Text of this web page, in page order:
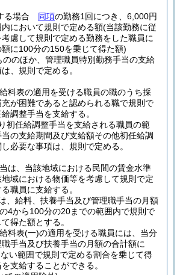
る場合 同項の勤務1回につき、6,000円
において規則で定める額(当該勤務に従
慮して規則で定める勤務をした職員に
に100分の150を乗じて得た額)
ののほか、管理職員特別勤務手当の支給
、規則で定める。
料表の適用を受ける職員の職のうち採
が困難であると認められる職で規則で
調整手当を支給する。
初任給調整手当を支給される職員の範
の支給期間及び支給額その他初任給調
必要な事項は、規則で定める。
は、当該地域における民間の賃金水準
域における物価等を考慮して規則で定
職員に支給する。
、給料、扶養手当及び管理職手当の月額
4から100分の20までの範囲内で規則で
得た額とする。
料表(一)の適用を受ける職員には、当分
手当及び扶養手当の月額の合計額に
い範囲で規則で定める割合を乗じて得
支給することができる。